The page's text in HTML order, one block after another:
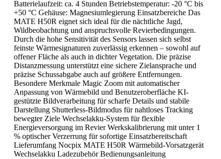
Batterielaufzeit: ca. 4 Stunden Betriebstemperatur: -20 °C bis
+50 °C Gehäuse: Magnesiumlegierung Einsatzbereiche Das
MATE H50R eignet sich ideal für die nächtliche Jagd,
Wildbeobachtung und anspruchsvolle Revierbedingungen.
Durch die hohe Sensitivität des Sensors lassen sich selbst
feinste Wärmesignaturen zuverlässig erkennen – sowohl auf
offener Fläche als auch in dichter Vegetation. Die präzise
Distanzmessung unterstützt eine sichere Zielansprache und
präzise Schussabgabe auch auf größere Entfernungen.
Besondere Merkmale Magic Zoom mit automatischer
Anpassung von Wärmebild und Benutzeroberfläche KI-
gestützte Bildverarbeitung für scharfe Details und stabile
Darstellung Shutterless-Bildmodus für nahtloses Tracking
bewegter Ziele Wechselakku-System für flexible
Energieversorgung im Revier Werkskalibrierung mit unter 1
% optischer Verzerrung für sofortige Einsatzbereitschaft
Lieferumfang Nocpix MATE H50R Wärmebild-Vorsatzgerät
Wechselakku Ladezubehör Bedienungsanleitung